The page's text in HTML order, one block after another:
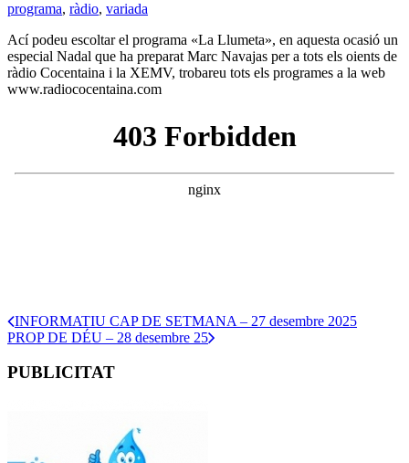
programa, ràdio, variada
Ací podeu escoltar el programa «La Llumeta», en aquesta ocasió un
especial Nadal que ha preparat Marc Navajas per a tots els oients de
ràdio Cocentaina i la XEMV, trobareu tots els programes a la web
www.radiococentaina.com
INFORMATIU CAP DE SETMANA – 27 desembre 2025
PROP DE DÉU – 28 desembre 25
PUBLICITAT